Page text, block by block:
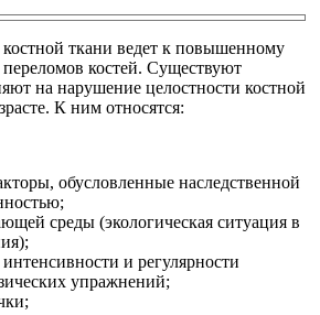
ткани ведет к повышенному
костей. Существуют
на нарушение целостности костной
К ним относятся:
обусловленные наследственной
среды (экологическая ситуация в
и регулярности
упражнений;